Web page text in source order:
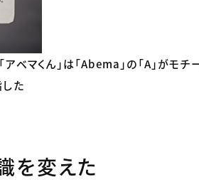
ベマくん」は「Abema」の「A」がモ
た
を変えた